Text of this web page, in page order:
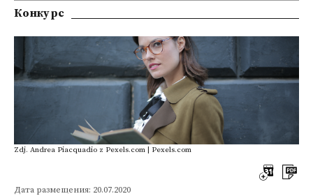
Конкурс
Zdj. Andrea Piacquadio z Pexels.com | Pexels.com
Дата размещения: 20.07.2020